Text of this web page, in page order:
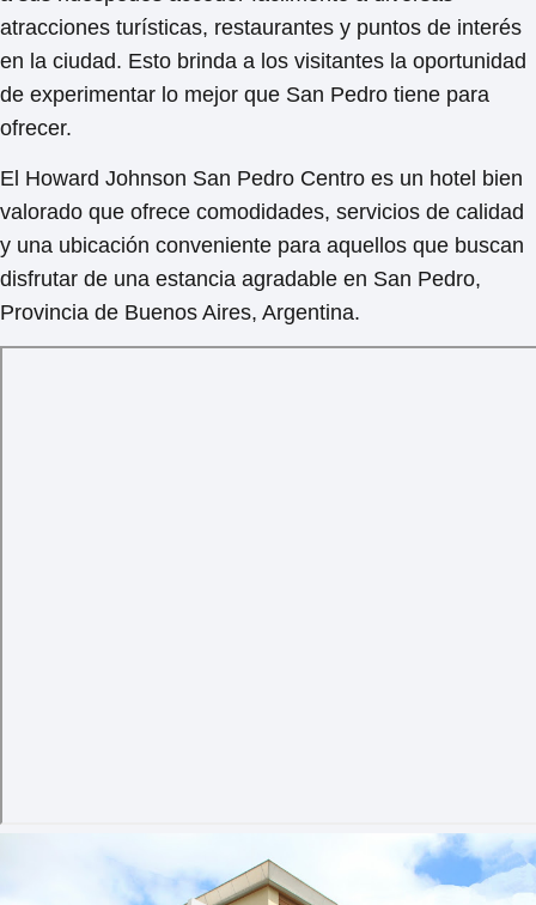
atracciones turísticas, restaurantes y puntos de interés
en la ciudad. Esto brinda a los visitantes la oportunidad
de experimentar lo mejor que San Pedro tiene para
ofrecer.
El Howard Johnson San Pedro Centro es un hotel bien
valorado que ofrece comodidades, servicios de calidad
y una ubicación conveniente para aquellos que buscan
disfrutar de una estancia agradable en San Pedro,
Provincia de Buenos Aires, Argentina.